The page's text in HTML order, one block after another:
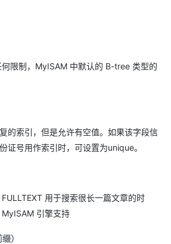
限制，MyISAM 中默认的 B-tree 类型的
的索引，但是允许有空值。如果该字段信
证号用作索引时，可设置为unique。
用于搜索很长一篇文章的时
引擎支持
）